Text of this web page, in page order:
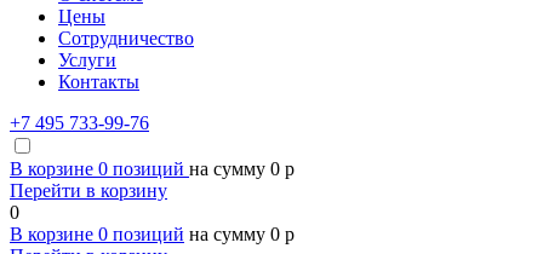
Цены
Сотрудничество
Услуги
Контакты
+7 495 733-99-76
В корзине 0 позиций на сумму 0 p
Перейти в корзину
0
В корзине 0 позиций на сумму 0 p